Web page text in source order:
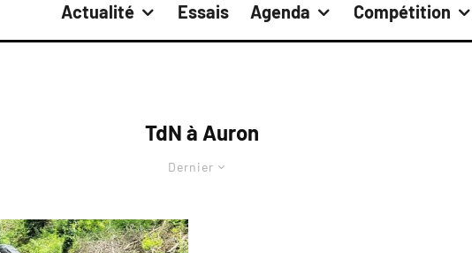
Actualité Essais Agenda Compétition
TdN à Auron
Dernier